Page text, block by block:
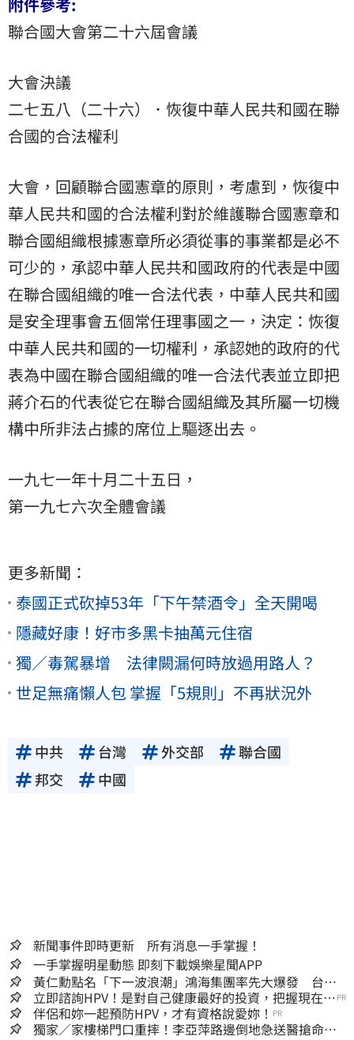
聯合國大會第二十六屆會議
大會決議
二七五八（二十六）．恢復中華人民共和國在聯
合國的合法權利
大會，回顧聯合國憲章的原則，考慮到，恢復中
華人民共和國的合法權利對於維護聯合國憲章和
聯合國組織根據憲章所必須從事的事業都是必不
可少的，承認中華人民共和國政府的代表是中國
在聯合國組織的唯一合法代表，中華人民共和國
是安全理事會五個常任理事國之一，決定：恢復
中華人民共和國的一切權利，承認她的政府的代
表為中國在聯合國組織的唯一合法代表並立即把
蔣介石的代表從它在聯合國組織及其所屬一切機
構中所非法占據的席位上驅逐出去。
一九七一年十月二十五日，
第一九七六次全體會議
更多新聞：
泰國正式砍掉53年「下午禁酒令」全天開喝
隱藏好康！好市多黑卡抽萬元住宿
獨／毒駕暴增 法律闕漏何時放過用路人？
世足無痛懶人包 掌握「5規則」不再狀況外
中共 台灣 外交部
聯合國
邦交
中國
新聞事件即時更新 所有消息一手掌握！
一手掌握明星動態 即刻下載娛樂星聞APP
黃仁勳點名「下一波浪潮」鴻海集團率先大爆發 台股
這族群全面噴出
立即諮詢HPV！是對自己健康最好的投資，把握現在不
嫌晚！
PR
伴侶和妳一起預防HPV，才有資格說愛妳！ PR
獨家／家樓梯門口重摔！李亞萍路邊倒地急送醫搶命